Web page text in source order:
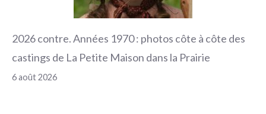
2026 contre. Années 1970 : photos côte à côte des
castings de La Petite Maison dans la Prairie
6 août 2026